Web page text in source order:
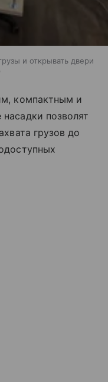
и открывать двери
компактным и
позволят
грузов до